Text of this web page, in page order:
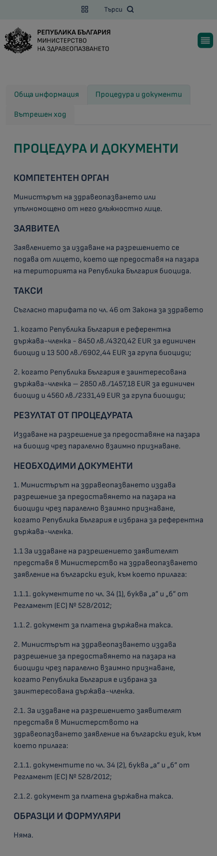
Търси
Обща информация Процедура и документи
Вътрешен ход
ПРОЦЕДУРА И ДОКУМЕНТИ
КОМПЕТЕНТЕН ОРГАН
Министърът на здравеопазването или
упълномощено от него длъжностно лице.
ЗАЯВИТЕЛ
Заявлението за издаване на разрешението се
подава от лицето, което ще предоставя на пазара
на територията на Република България биоцида.
ТАКСИ
Съгласно тарифата по чл. 46 от Закона за здравето
1. когато Република България е референтна
държава-членка - 8450 лв./4320,42 EUR за единичен
биоцид и 13 500 лв./6902,44 EUR за група биоциди;
2. когато Република България е заинтересована
държава-членка – 2850 лв./1457,18 EUR за единичен
биоцид и 4560 лв./2331,49 EUR за група биоциди;
РЕЗУЛТАТ ОТ ПРОЦЕДУРАТА
Издаване на разрешение за предоставяне на пазара
на биоцид чрез паралелно взаимно признаване.
НЕОБХОДИМИ ДОКУМЕНТИ
1. Министърът на здравеопазването издава
разрешение за предоставянето на пазара на
биоциди чрез паралелно взаимно признаване,
когато Република България е избрана за референтна
държава-членка.
1.1 За издаване на разрешението заявителят
представя в Министерство на здравеопазването
заявление на български език, към което прилага:
1.1.1. документите по чл. 34 (1), буква „а” и „б” от
Регламент (ЕС) № 528/2012;
1.1.2. документ за платена държавна такса.
2. Министърът на здравеопазването издава
разрешение за предоставянето на пазара на
биоциди чрез паралелно взаимно признаване,
когато Република България е избрана за
заинтересована държава-членка.
2.1. За издаване на разрешението заявителят
представя в Министерството на
здравеопазването заявление на български език, към
което прилага:
2.1.1. документите по чл. 34 (2), буква „а” и „б” от
Регламент (ЕС) № 528/2012;
2.1.2. документ за платена държавна такса.
ОБРАЗЦИ И ФОРМУЛЯРИ
Няма.